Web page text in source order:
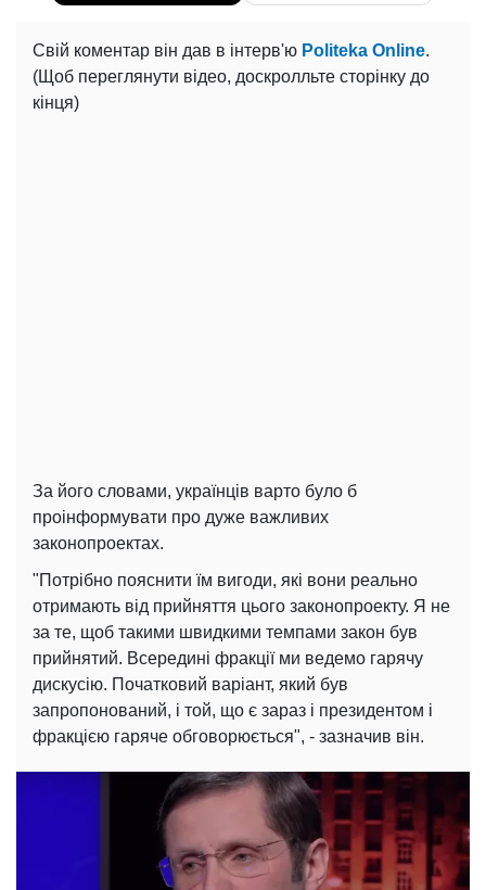
Свій коментар він дав в інтерв'ю Politeka Online.
(Щоб переглянути відео, доскролльте сторінку до
кінця)
За його словами, українців варто було б
проінформувати про дуже важливих
законопроектах.
"Потрібно пояснити їм вигоди, які вони реально
отримають від прийняття цього законопроекту. Я не
за те, щоб такими швидкими темпами закон був
прийнятий. Всередині фракції ми ведемо гарячу
дискусію. Початковий варіант, який був
запропонований, і той, що є зараз і президентом і
фракцією гаряче обговорюється", - зазначив він.